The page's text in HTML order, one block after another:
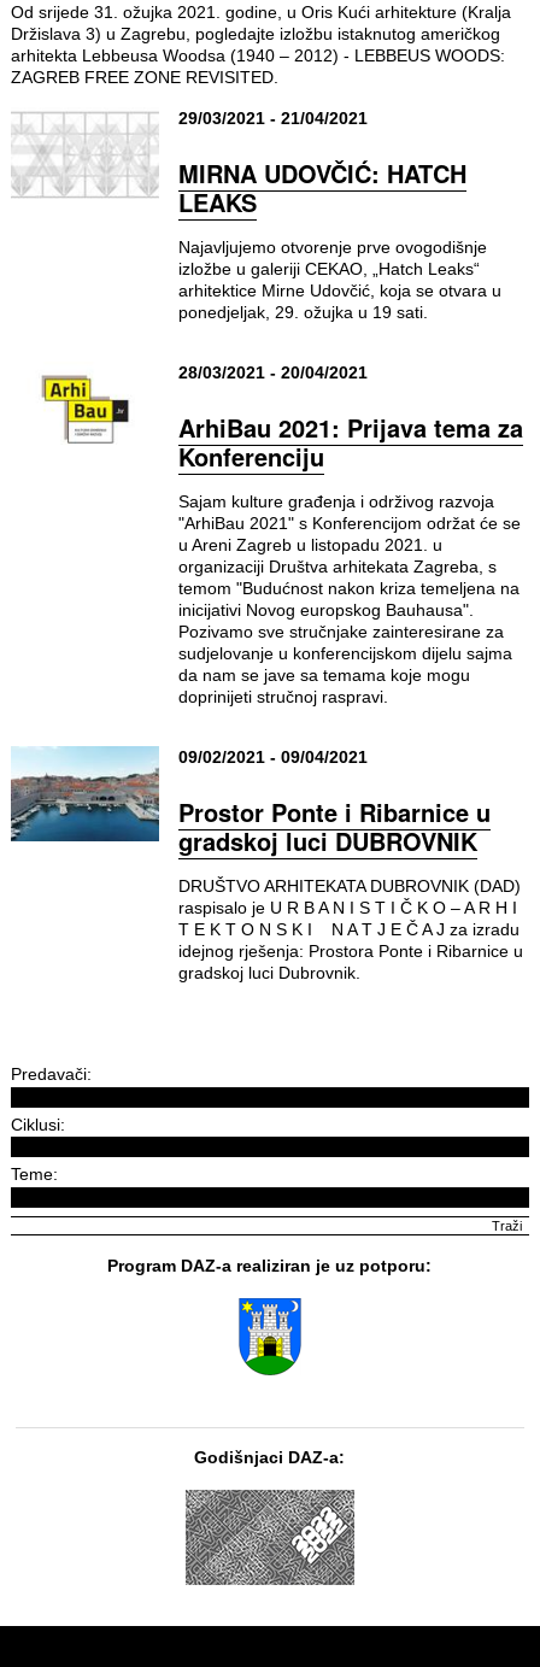
Od srijede 31. ožujka 2021. godine, u Oris Kući arhitekture (Kralja
Držislava 3) u Zagrebu, pogledajte izložbu istaknutog američkog
arhitekta Lebbeusa Woodsa (1940 – 2012) - LEBBEUS WOODS:
ZAGREB FREE ZONE REVISITED.
29/03/2021 - 21/04/2021
MIRNA UDOVČIĆ: HATCH
LEAKS
Najavljujemo otvorenje prve ovogodišnje
izložbe u galeriji CEKAO, „Hatch Leaks“
arhitektice Mirne Udovčić, koja se otvara u
ponedjeljak, 29. ožujka u 19 sati.
28/03/2021 - 20/04/2021
ArhiBau 2021: Prijava tema za
Konferenciju
Sajam kulture građenja i održivog razvoja
"ArhiBau 2021" s Konferencijom održat će se
u Areni Zagreb u listopadu 2021. u
organizaciji Društva arhitekata Zagreba, s
temom "Budućnost nakon kriza temeljena na
inicijativi Novog europskog Bauhausa".
Pozivamo sve stručnjake zainteresirane za
sudjelovanje u konferencijskom dijelu sajma
da nam se jave sa temama koje mogu
doprinijeti stručnoj raspravi.
09/02/2021 - 09/04/2021
Prostor Ponte i Ribarnice u
gradskoj luci DUBROVNIK
DRUŠTVO ARHITEKATA DUBROVNIK (DAD)
raspisalo je U R B A N I S T I Č K O – A R H I
T E K T O N S K I N A T J E Č A J za izradu
idejnog rješenja: Prostora Ponte i Ribarnice u
gradskoj luci Dubrovnik.
Predavači:
Ciklusi:
Teme:
Program DAZ-a realiziran je uz potporu:
Godišnjaci DAZ-a: